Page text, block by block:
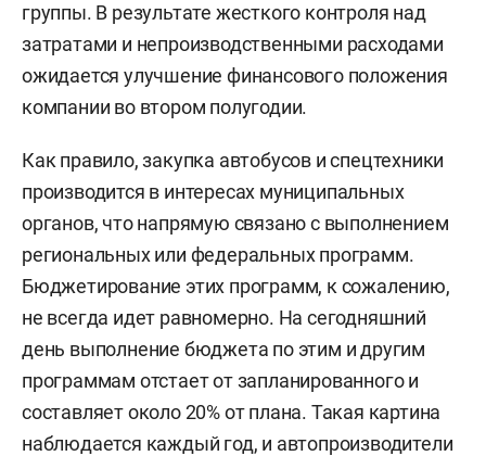
группы. В результате жесткого контроля над
затратами и непроизводственными расходами
ожидается улучшение финансового положения
компании во втором полугодии.
Как правило, закупка автобусов и спецтехники
производится в интересах муниципальных
органов, что напрямую связано с выполнением
региональных или федеральных программ.
Бюджетирование этих программ, к сожалению,
не всегда идет равномерно. На сегодняшний
день выполнение бюджета по этим и другим
программам отстает от запланированного и
составляет около 20% от плана. Такая картина
наблюдается каждый год, и автопроизводители